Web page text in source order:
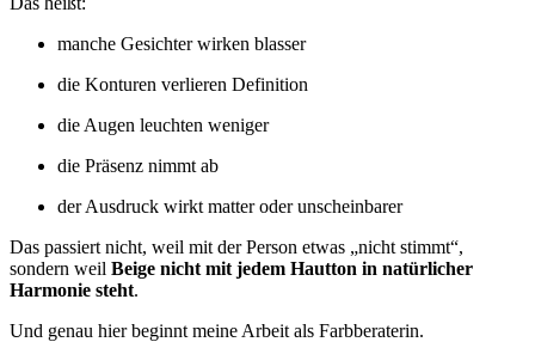
manche Gesichter wirken blasser
die Konturen verlieren Definition
die Augen leuchten weniger
die Präsenz nimmt ab
der Ausdruck wirkt matter oder unscheinbarer
Das passiert nicht, weil mit der Person etwas „nicht stimmt“,
sondern weil Beige nicht mit jedem Hautton in natürlicher
Harmonie steht.
Und genau hier beginnt meine Arbeit als Farbberaterin.